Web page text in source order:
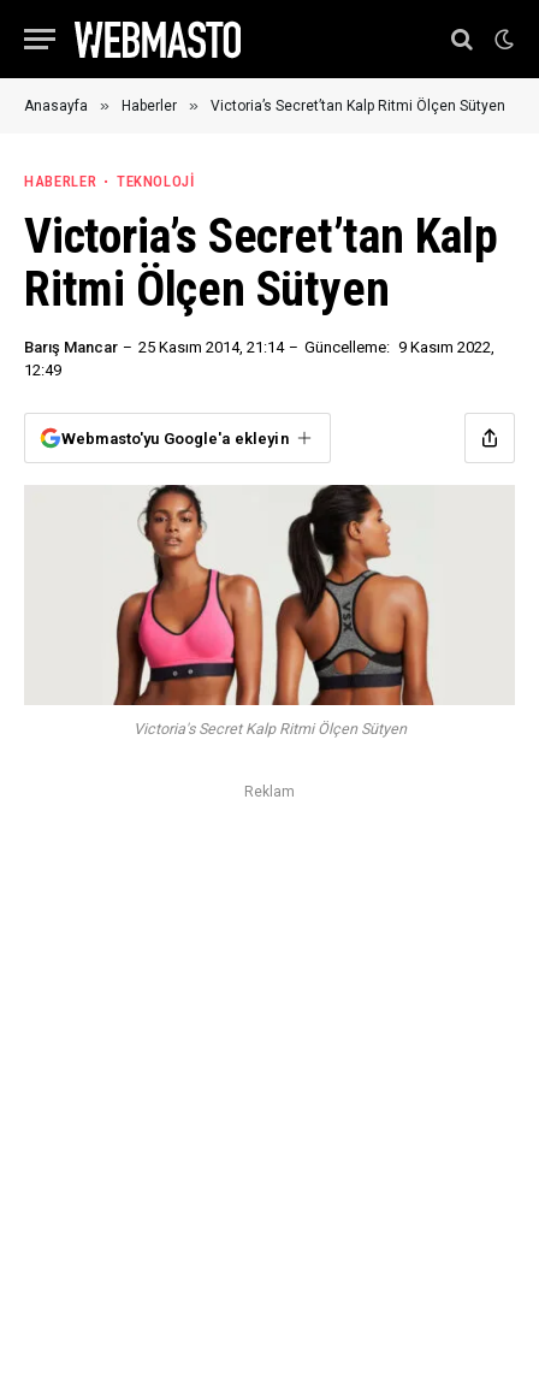
Anasayfa » Haberler » Victoria’s Secret’tan Kalp Ritmi Ölçen Sütyen
HABERLER TEKNOLOJI
Victoria’s Secret’tan Kalp
Ritmi Ölçen Sütyen
Barış Mancar 25 Kasım 2014, 21:14 Güncelleme: 9 Kasım 2022,
12:49
Webmasto'yu Google'a ekleyin
Victoria's Secret Kalp Ritmi Ölçen Sütyen
Reklam